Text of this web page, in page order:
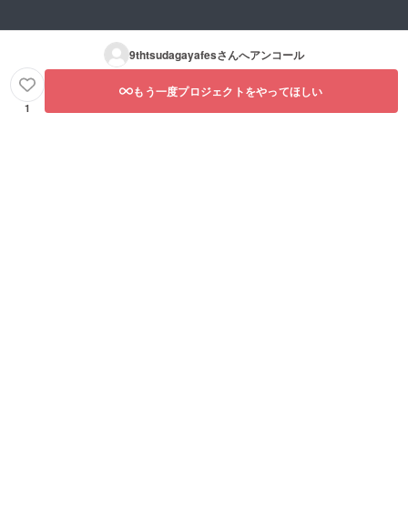
9thtsudagayafesさんへアンコール
1
もう一度プロジェクトをやってほしい